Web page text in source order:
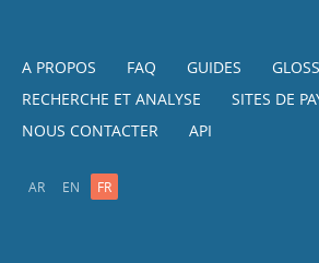
A PROPOS FAQ GUIDES
RECHERCHE ET ANALYSE
SITES DE
NOUS CONTACTER
API
AR EN FR